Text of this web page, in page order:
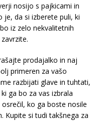
nosijo s pajkicami in
je, da si izberete puli, ki
iz zelo nekvalitetnih
prodajalko in naj
primeren za vašo
razbijati glave in tuhtati,
ga bo za vas izbrala
ko ga boste nosile
Kupite si tudi takšnega za